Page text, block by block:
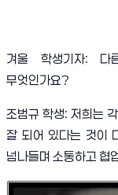
겨울 학생기자: 다
무엇인가요?
조범규 학생: 저희는
잘 되어 있다는 것이
넘나들며 소통하고 협